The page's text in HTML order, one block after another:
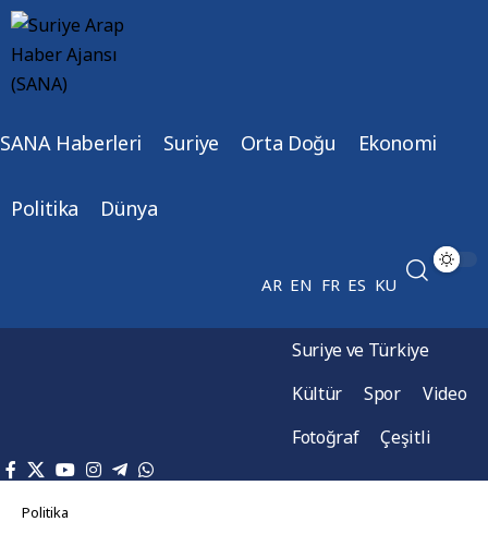
SANA Haberleri Suriye Orta Doğu Ekonomi
Politika Dünya
AR EN FR ES KU
Suriye ve Türkiye
Kültür
Spor
Video
Fotoğraf
Çeşitli
Politika